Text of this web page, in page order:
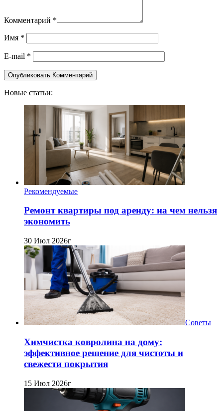
Комментарий *
Имя *
E-mail *
Новые статьи:
Рекомендуемые
Ремонт квартиры под аренду: на чем нельзя
экономить
30 Июл 2026г
Советы
Химчистка ковролина на дому:
эффективное решение для чистоты и
свежести покрытия
15 Июл 2026г